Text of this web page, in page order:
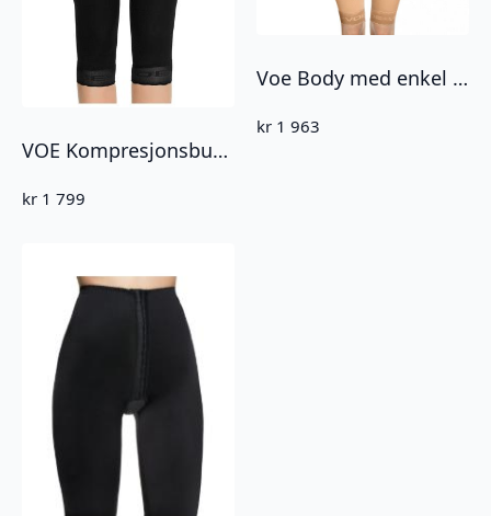
VOE Kompresjonsbukse under kne (3006)
kr 1 799
Voe Body med enkel hekterekke – benlengde over kneet (3004)
kr 1 963